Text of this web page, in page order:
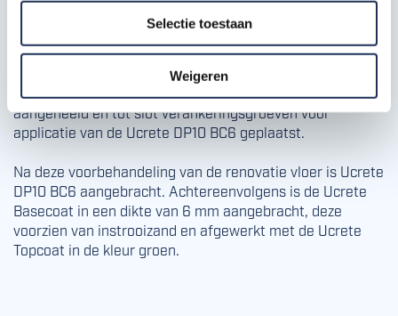
Selectie toestaan
Weigeren
Hierna is het bestaande gootwerk aangepast door deze
15 cm aan beide zijden in te zagen, rondom de
ondergrond te saneren zodat als extra verankering een
dubbele kraag gelast kon worden. Langs beide zijden van
de goot zijn ankers geplaatst, de ontstane sleuven
aangeheeld en tot slot verankeringsgroeven voor
applicatie van de Ucrete DP10 BC6 geplaatst.
Na deze voorbehandeling van de renovatie vloer is Ucrete
DP10 BC6 aangebracht. Achtereenvolgens is de Ucrete
Basecoat in een dikte van 6 mm aangebracht, deze
voorzien van instrooizand en afgewerkt met de Ucrete
Topcoat in de kleur groen.